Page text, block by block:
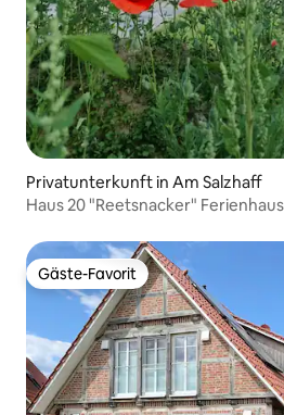
Privatunterkunft in Am Salzhaff
Haus 20 "Reetsnacker"
Gäste-Favorit
Gäste-Favorit